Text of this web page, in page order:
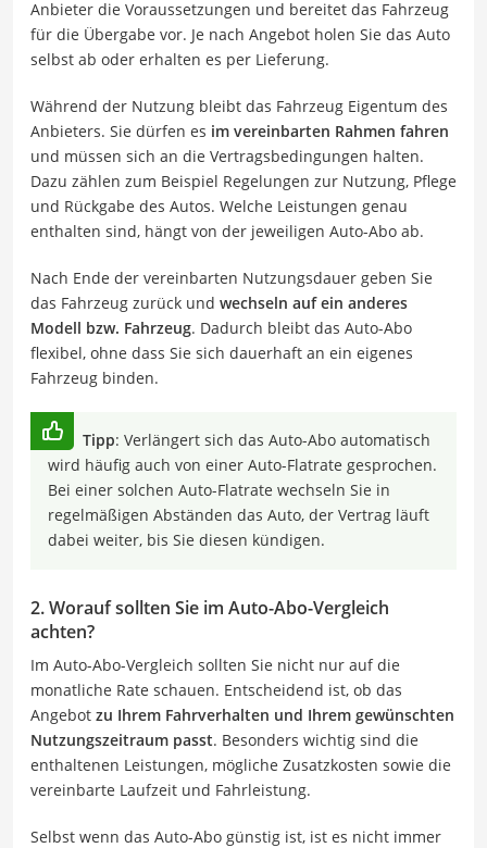
Anbieter die Voraussetzungen und bereitet das Fahrzeug
für die Übergabe vor. Je nach Angebot holen Sie das Auto
selbst ab oder erhalten es per Lieferung.
Während der Nutzung bleibt das Fahrzeug Eigentum des
Anbieters. Sie dürfen es im vereinbarten Rahmen fahren
und müssen sich an die Vertragsbedingungen halten.
Dazu zählen zum Beispiel Regelungen zur Nutzung, Pflege
und Rückgabe des Autos. Welche Leistungen genau
enthalten sind, hängt von der jeweiligen Auto-Abo ab.
Nach Ende der vereinbarten Nutzungsdauer geben Sie
das Fahrzeug zurück und wechseln auf ein anderes
Modell bzw. Fahrzeug. Dadurch bleibt das Auto-Abo
flexibel, ohne dass Sie sich dauerhaft an ein eigenes
Fahrzeug binden.
Tipp: Verlängert sich das Auto-Abo automatisch
wird häufig auch von einer Auto-Flatrate gesprochen.
Bei einer solchen Auto-Flatrate wechseln Sie in
regelmäßigen Abständen das Auto, der Vertrag läuft
dabei weiter, bis Sie diesen kündigen.
2. Worauf sollten Sie im Auto-Abo-Vergleich
achten?
Im Auto-Abo-Vergleich sollten Sie nicht nur auf die
monatliche Rate schauen. Entscheidend ist, ob das
Angebot zu Ihrem Fahrverhalten und Ihrem gewünschten
Nutzungszeitraum passt. Besonders wichtig sind die
enthaltenen Leistungen, mögliche Zusatzkosten sowie die
vereinbarte Laufzeit und Fahrleistung.
Selbst wenn das Auto-Abo günstig ist, ist es nicht immer